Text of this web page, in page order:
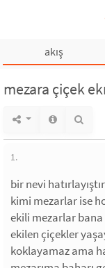
akış
mezara çiçek
1.
bir nevi
kimi mezarlar ise
ekili mezarlar bana
ekilen çiçekler
koklayamaz ama